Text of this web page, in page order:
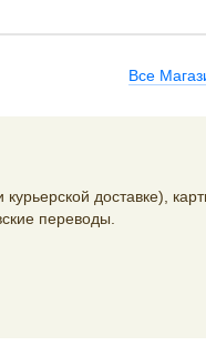
Все
доставке),
переводы.